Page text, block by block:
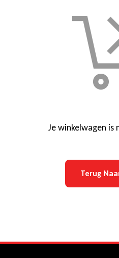
Je winkelwagen is
Terug